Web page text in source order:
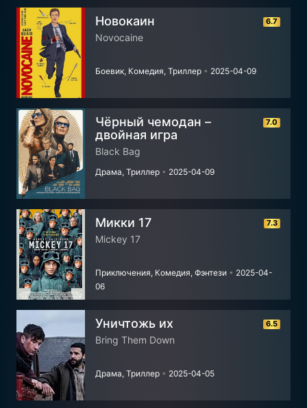
6.7
Новокаин
Novocaine
Боевик, Комедия, Триллер • 2025-04-09
7.0
Чёрный чемодан –
двойная игра
Black Bag
Драма, Триллер • 2025-04-09
7.3
Микки 17
Mickey 17
Приключения, Комедия, Фэнтези • 2025-04-
06
6.5
Уничтожь их
Bring Them Down
Драма, Триллер • 2025-04-05